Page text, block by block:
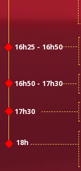
16h50 - 17h30
17h30
18h
16h25 - 16h50